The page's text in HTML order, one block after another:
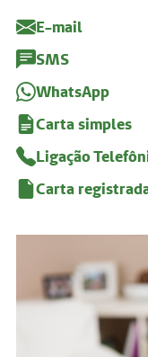
Receberá as
E-mail
SMS
WhatsApp
Carta simples
Ligação